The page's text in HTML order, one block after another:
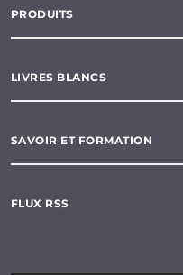
PRODUITS
LIVRES BLANCS
SAVOIR ET FORMATION
FLUX RSS